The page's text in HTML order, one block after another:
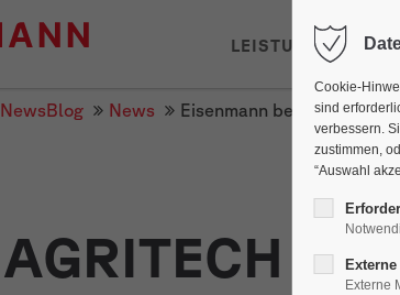
LEISTUNGEN
NewsBlog News Eisenmann beim
AGRITECH
Cookie-
sind
verbessern.
zustimmen,
“Auswahl
Externe